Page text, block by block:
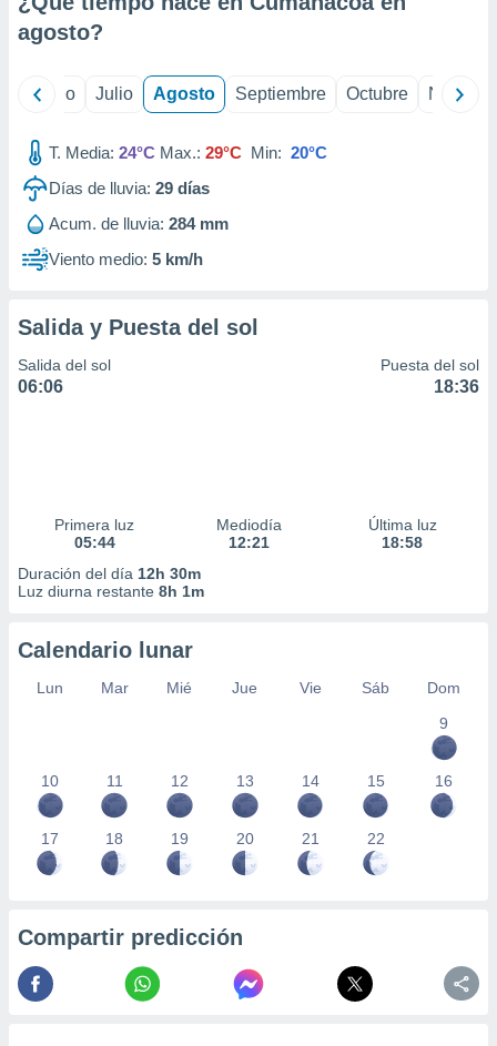
e
publicidad
publicidad
de
agosto?
Junio Julio Agosto Septiembre Octubre
T. Media: 24°C Max.: 29°C Min: 20°C
Días de lluvia: 29 días
Acum. de lluvia: 284 mm
Viento medio: 5 km/h
Salida y Puesta del sol
Salida del sol
06:06
Puesta del sol
18:36
Primera luz
05:44
Mediodía
12:21
Última luz
18:58
Duración del día 12h 30m
Luz diurna restante 8h 1m
Calendario lunar
Lun Mar Mié Jue Vie Sáb
Dom
9
10 11 12 13 14 15 16
17 18 19 20 21 22
Compartir predicción